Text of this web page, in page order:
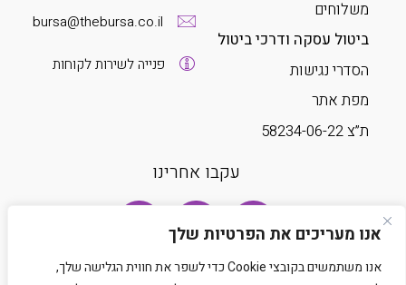
אנו מעריכים את הפרטיות שלך
אנו משתמשים בקובצי Cookie כדי לשפר את חווית הגלישה שלך,
משלוחים
ביטול עסקה ודרכי ביטול
הסדרי נגישות
מפת אתר
ת”צ 58234-06-22
bursa@thebursa.co.il
פנייה לשירות לקוחות
עקבו אחרינו